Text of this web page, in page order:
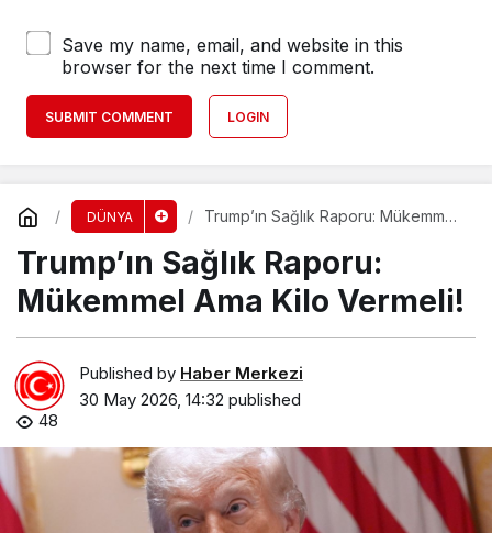
Save my name, email, and website in this
browser for the next time I comment.
SUBMIT COMMENT LOGIN
DÜNYA
Trump’ın Sağlık Raporu: Mükemmel
Trump’ın Sağlık Raporu:
Mükemmel Ama Kilo Vermeli!
Published by Haber Merkezi
30 May 2026, 14:32 published
48